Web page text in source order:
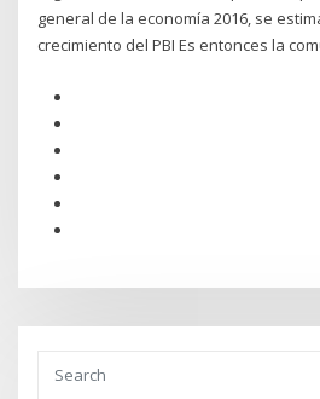
general de la economía 2016, se
crecimiento del PBI Es entonces la